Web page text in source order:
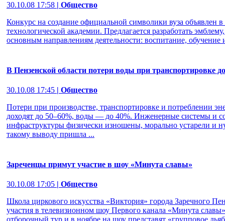
30.10.08 17:58 | Общество
Конкурс на создание официальной символики вуза объявлен
технологической академии. Предлагается разработать
основным направлениям деятельности: воспитание, обучение
В Пензенской области потери воды при транспортировке
30.10.08 17:45 | Общество
Потери при производстве, транспортировке и потреблении
доходят до 50–60%, воды — до 40%. Инженерные системы и
инфраструктуры физически изношены, морально устарели и
такому выводу пришла ...
Зареченцы примут участие в шоу «Минута славы»
30.10.08 17:05 | Общество
Школа циркового искусства «Виктория» города Заречного
участия в телевизионном шоу Первого канала «Минута
отборочный тур и в ноябре на шоу представят «групповое